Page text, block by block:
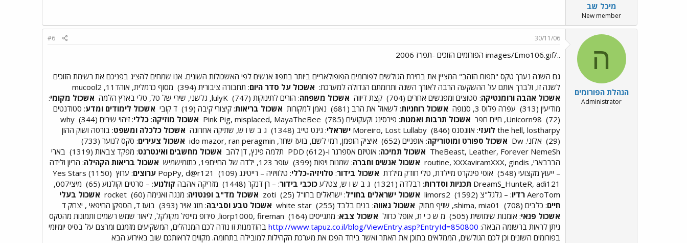
מיכל שב
New member
ה
הנהלת הפורומים
Administrator
30/11/06
#6
../images/Emo106.gif הפורומים הזוכים -תפו"ז 2006
גם השנה נערך טקס "תפוח הזהב" המציין את בחירת הגולשים לפורומים הפופולאריים ביותר בתפוז אנשים לפי האשכולות השונים. אנו שמחים להציג בפניכם את רשימת הזוכים
לשנה זו, ולברך אותם על ההשקעה הרבה לאורך השנה ותרומתם הגדולה למערכת: אשכול על סדר היום: תחבורה ציבורית (394)
מסוף כרמלית, אוהד11, mucool2
אשכול אהבה ורומנטיקה: סטוצים ומפגשים אחרים (704) קצת דיווה אשכול משפחה: הורים לתינוקות (747) אשכול מקומי:
מודיעין (313)
עפרה פלוס 3, סנופה אשכול רוחניות: לשאול את הרב (681) נאמן למקורות אשכול בריאות: קיצורי קיבה (19) ד קובי אשכול לימודים ומדע: סטודנטים
(72)
אשכול תרבות ואמנות: פירסינג וקעקועים (785) אשכול מוזיקה: כללי: זיהוי שירים (344)
why
the hell, lostharpy לועזי: אוונסנס (846) ישראלי: נינט טייב (1348) ג ב ש ו ש, שתיקה אחרונה אשכול כלכלה ומשפט: בורסה ושוק ההון
(29)
אלוני. Dw אשכול ספורט ומוטוריקה: אופניים (652) איציק הופמן, רמי לשם, בועז שחר, ido mazor, ran peragmin אשכול צעירים: סקס לנוער (733)
TheBeast, Leather, Forever NemeSh אשכול תמיכה: אוטיזם אספרגר ו-PDD (612) תלמה פינץ, דן להב אשכול מחשבים ואינטרנט: מפקד צבאות (1319)
בארי
הברבארי, routine, XXXaviramXXX, gindis
אשכול אנשים וחברה: שמנות ויפות (399) עופר 123, ילדה של החיים19, כתומישמיש אשכול בריאות הקהילה: הריון ולידה
– ייעוץ מקצועי (548)
אוסי פינקרט מיילדת, טלי חודק מילדת אשכול בידור: טלויזיה-כללי: טלוויזיה – רייטינג (109) ערוצים: ערוץ Yes Stars (1150)
DreamS_HunteR, adi121 תכניות וסדרות: רבלדה (1321) ג ב ש ו ש, צטלע כוכבי בידור: – רן דנקר (1448) מזריקה אהבה קולנוע: – סרטים וקולנוע (65)
מיצי007,
AeroTom רדיו: – גלגל"צ (1592) אשכול ישראלים בחו"ל: ישראלים בחו"ל (25) אשכול מד"ב ופנטזיה: מנגה ואנימה (60)
אשכול בעלי
חיים: כלבים (708) אשכול גאווה: בנים בלבד (255) אשכול טבע וסביבה: מזג אויר (393)
בועז ד, הספקן החיפאי , יצחק ד
אשכול פנאי: אומנות שימושית (505) מ ש כ י ת, אופל כחול אשכול צבא: מתגייסים (164)
liorp1000, fireman, סירופ מייפל מקולקל, ליאור שמש רשמים ותמונות מהטקס
ניתן לראות ברשומה הבאה: http://www.tapuz.co.il/blog/ViewEntry.asp?EntryId=850800 בהזדמנות זו נודה לכם המנהלים, המשקיעים מזמנם ומרצם על בסיס יומיומי
בפורומים השונים וכן לכם הגולשים, הממלאים בתוכן את האתר ואשר ביחד הפכו את מערכת הקהילות למובילה בתחומה. מקווים לראותכם שוב באירוע הבא